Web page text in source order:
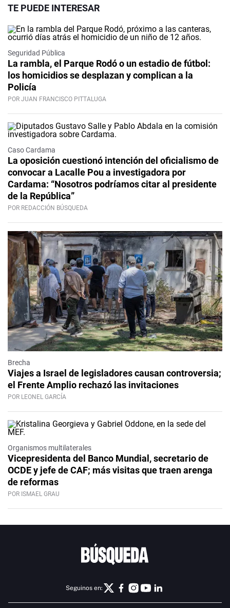
TE PUEDE INTERESAR
Seguridad Pública
La rambla, el Parque Rodó o un estadio de fútbol:
los homicidios se desplazan y complican a la
Policía
POR JUAN FRANCISCO PITTALUGA
Caso Cardama
La oposición cuestionó intención del oficialismo de
convocar a Lacalle Pou a investigadora por
Cardama: “Nosotros podríamos citar al presidente
de la República”
POR REDACCIÓN BÚSQUEDA
Brecha
Viajes a Israel de legisladores causan controversia;
el Frente Amplio rechazó las invitaciones
POR LEONEL GARCÍA
Organismos multilaterales
Vicepresidenta del Banco Mundial, secretario de
OCDE y jefe de CAF; más visitas que traen arenga
de reformas
POR ISMAEL GRAU
Seguinos en: